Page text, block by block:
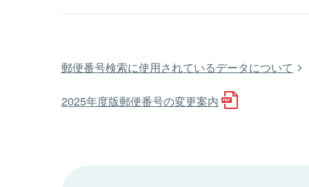
郵便番号検索に使用されているデータについて
2025年度版郵便番号の変更案内